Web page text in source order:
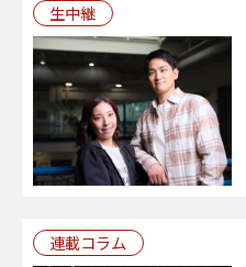
生中継
連載コラム